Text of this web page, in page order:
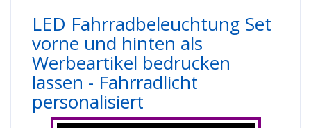
LED Fahrradbeleuchtung Set
vorne und hinten als
Werbeartikel bedrucken
lassen - Fahrradlicht
personalisiert